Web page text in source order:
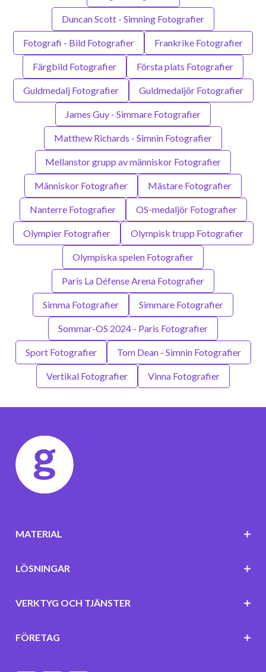
Duncan Scott - Simning Fotografier
Fotografi - Bild Fotografier Frankrike Fotografier
Färgbild Fotografier Första plats Fotografier
Guldmedalj Fotografier Guldmedaljör Fotografier
James Guy - Simmare Fotografier
Matthew Richards - Simnin Fotografier
Mellanstor grupp av människor Fotografier
Människor Fotografier Mästare Fotografier
Nanterre Fotografier OS-medaljör Fotografier
Olympier Fotografier Olympisk trupp Fotografier
Olympiska spelen Fotografier
Paris La Défense Arena Fotografier
Simma Fotografier Simmare Fotografier
Sommar-OS 2024 - Paris Fotografier
Sport Fotografier Tom Dean - Simnin Fotografier
Vertikal Fotografier Vinna Fotografier
MATERIAL
LÖSNINGAR
VERKTYG OCH TJÄNSTER
FÖRETAG